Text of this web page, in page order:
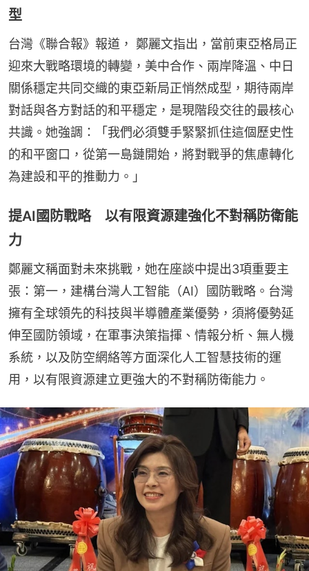
型
台灣《聯合報》報道， 鄭麗文指出，當前東亞格局正
迎來大戰略環境的轉變，美中合作、兩岸降溫、中日
關係穩定共同交織的東亞新局正悄然成型，期待兩岸
對話與各方對話的和平穩定，是現階段交往的最核心
共識。她強調：「我們必須雙手緊緊抓住這個歷史性
的和平窗口，從第一島鏈開始，將對戰爭的焦慮轉化
為建設和平的推動力。」
提AI國防戰略 以有限資源建強化不對稱防衛能
力
鄭麗文稱面對未來挑戰，她在座談中提出3項重要主
張：第一，建構台灣人工智能（AI）國防戰略。台灣
擁有全球領先的科技與半導體產業優勢，須將優勢延
伸至國防領域，在軍事決策指揮、情報分析、無人機
系統，以及防空網絡等方面深化人工智慧技術的運
用，以有限資源建立更強大的不對稱防衛能力。